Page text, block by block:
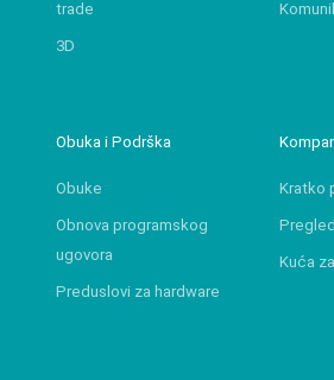
trade
3D
Obuka i Podrška
Obuke
Obnova programskog
ugovora
Preduslovi za hardware
Kratko
Kuća